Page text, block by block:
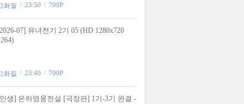
화질 23:50 700P
07] 유녀전기 2기 05 (HD 1280x720
화질 23:40 700P
생] 은하영웅전설 [극장판] 1기-3기 완결 -